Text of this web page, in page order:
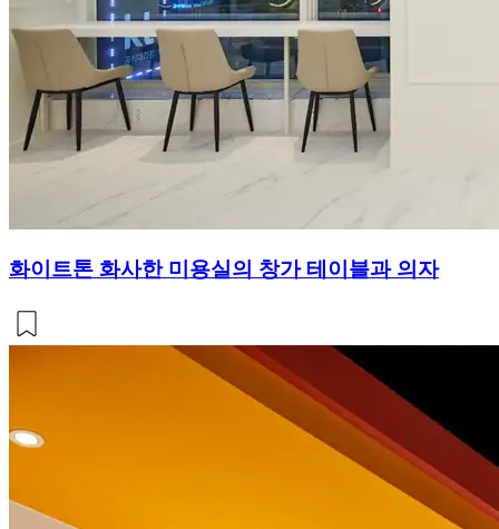
화이트톤 화사한 미용실의 창가 테이블과 의자